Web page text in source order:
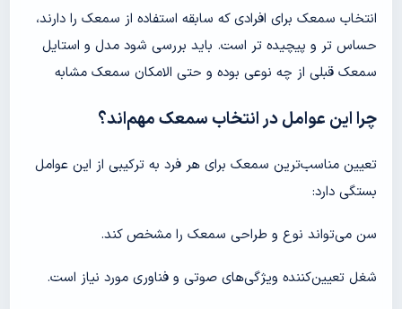
انتخاب سمعک برای افرادی که سابقه استفاده از سمعک را دارند،
حساس تر و پیچیده تر است. باید بررسی شود مدل و استایل
سمعک قبلی از چه نوعی بوده و حتی الامکان سمعک مشابه
چرا این عوامل در انتخاب سمعک مهم‌اند؟
تعیین مناسب‌ترین سمعک برای هر فرد به ترکیبی از این عوامل
بستگی دارد:
سن می‌تواند نوع و طراحی سمعک را مشخص کند.
شغل تعیین‌کننده ویژگی‌های صوتی و فناوری مورد نیاز است.